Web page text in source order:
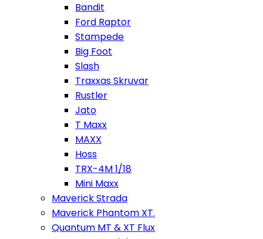
Bandit
Ford Raptor
Stampede
Big Foot
Slash
Traxxas Skruvar
Rustler
Jato
T Maxx
MAXX
Hoss
TRX-4M 1/18
Mini Maxx
Maverick Strada
Maverick Phantom XT.
Quantum MT & XT Flux